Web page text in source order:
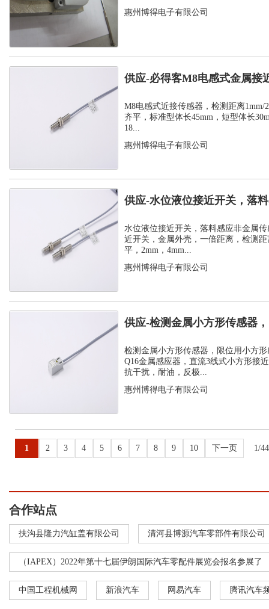
惠州博得电子有限公司
供应-必得客M8电感式金属接
式安装检测...
M8电感式近接传感器，检测距离1mm/
齐平，标准型体长45mm，短型体长
18...
惠州博得电子有限公司
供应-水位液位接近开关，落
感器
水位液位接近开关，落料感应非金属
近开关，金属外壳，一倍距离，检测距
平，2mm，4mm...
惠州博得电子有限公司
供应-检测金属小方形传感器
感应器
检测金属小方形传感器，限位用小方
Q16金属感应器，直流3线式小方形接
抗干扰，耐油，反极...
惠州博得电子有限公司
1 2 3 4 5 6 7 8 9 10 下一页 1/
合作站点
扶沟县隆力汽缸盖有限公司 清河县博源汽车零部件有限公司
（IAPEX）2022年第十七届伊朗国际汽车零配件展览会报名参展了
中国工程机械网 新浪汽车 网易汽车 腾讯汽车